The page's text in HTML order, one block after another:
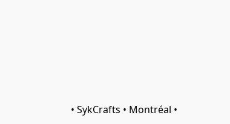
• SykCrafts • Montréal •